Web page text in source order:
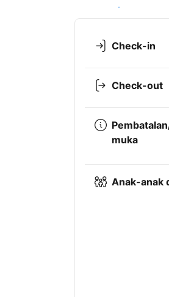
Lihat ketersediaan
Check-in
Check-out
muka
Anak-anak